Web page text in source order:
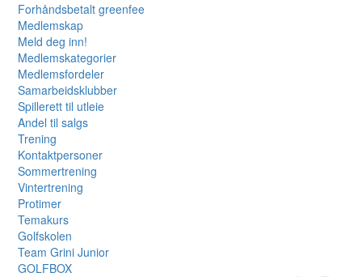
Forhåndsbetalt greenfee
Medlemskap
Meld deg inn!
Medlemskategorier
Medlemsfordeler
Samarbeidsklubber
Spillerett til utleie
Andel til salgs
Trening
Kontaktpersoner
Sommertrening
Vintertrening
Protimer
Temakurs
Golfskolen
Team Grini Junior
GOLFBOX